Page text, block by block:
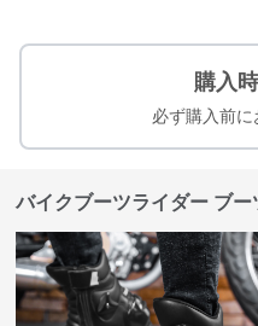
購入
必ず購入前に
バイクブーツライダー ブ